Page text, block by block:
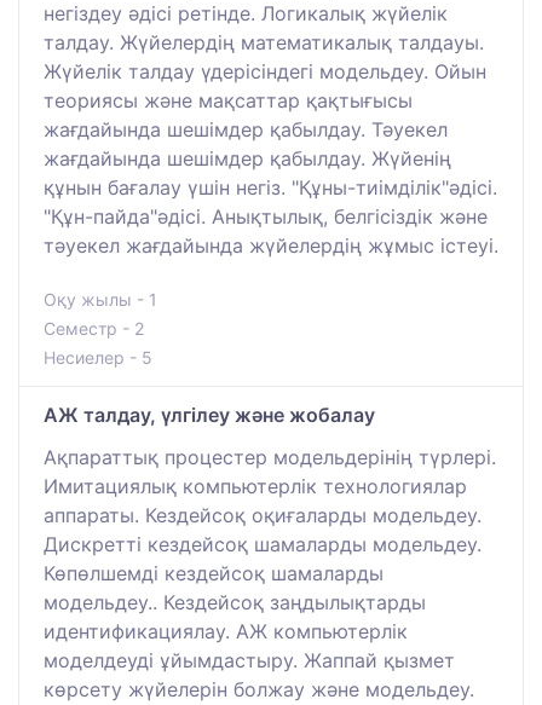
негіздеу әдісі ретінде. Логикалық жүйелік
талдау. Жүйелердің математикалық талдауы.
Жүйелік талдау үдерісіндегі модельдеу. Ойын
теориясы және мақсаттар қақтығысы
жағдайында шешімдер қабылдау. Тәуекел
жағдайында шешімдер қабылдау. Жүйенің
құнын бағалау үшін негіз. "Құны-тиімділік"әдісі.
"Құн-пайда"әдісі. Анықтылық, белгісіздік және
тәуекел жағдайында жүйелердің жұмыс істеуі.
Оқу жылы - 1
Семестр - 2
Несиелер - 5
АЖ талдау, үлгілеу және жобалау
Ақпараттық процестер модельдерінің түрлері.
Имитациялық компьютерлік технологиялар
аппараты. Кездейсоқ оқиғаларды модельдеу.
Дискретті кездейсоқ шамаларды модельдеу.
Көпөлшемді кездейсоқ шамаларды
модельдеу.. Кездейсоқ заңдылықтарды
идентификациялау. АЖ компьютерлік
моделдеуді ұйымдастыру. Жаппай қызмет
көрсету жүйелерін болжау және модельдеу.